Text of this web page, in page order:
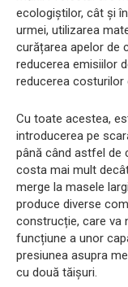
ecologiștilor, cât și
urmei, utilizarea
curățarea apelor de
reducerea emisiilor
reducerea costurilor
Cu toate acestea,
introducerea pe
până când astfel de
costa mai mult
merge la masele
produce diverse
construcție, care va
funcțiune a unor
presiunea asupra
cu două tăișuri.